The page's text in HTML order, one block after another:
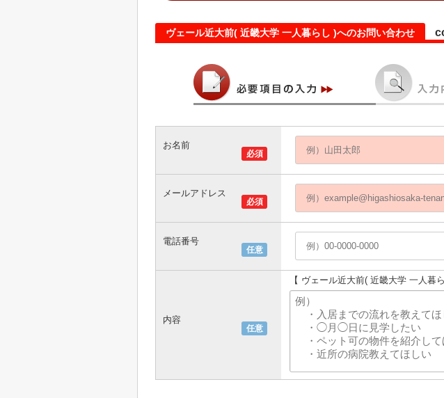
ヴェール近大前( 近畿大学 一人暮らし )へのお問い合わせ
必須
お名前
必須
メールアドレス
任意
電話番号
任意
内容
【 ヴェール近大前( 近畿大学 一人暮